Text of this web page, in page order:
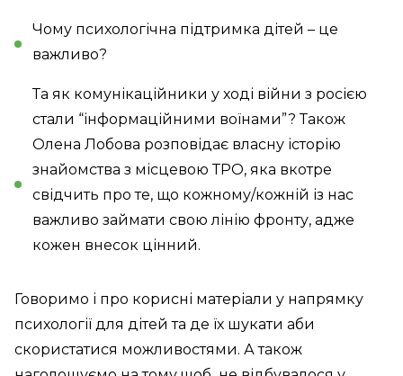
Чому психологічна підтримка дітей – це
важливо?
Та як комунікаційники у ході війни з росією
стали “інформаційними воїнами”? Також
Олена Лобова розповідає власну історію
знайомства з місцевою ТРО, яка вкотре
свідчить про те, що кожному/кожній із нас
важливо займати свою лінію фронту, адже
кожен внесок цінний.
Говоримо і про корисні матеріали у напрямку
психології для дітей та де їх шукати аби
скористатися можливостями. А також